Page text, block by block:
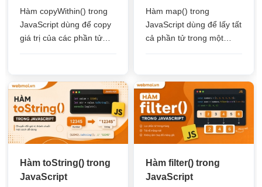
Hàm copyWithin() trong
JavaScript dùng để copy
giá trị của các phần tử
Hàm map() trong
JavaScript dùng để lấy tất
cả phần tử trong một
Hàm toString() trong
JavaScript
Hàm filter() trong
JavaScript